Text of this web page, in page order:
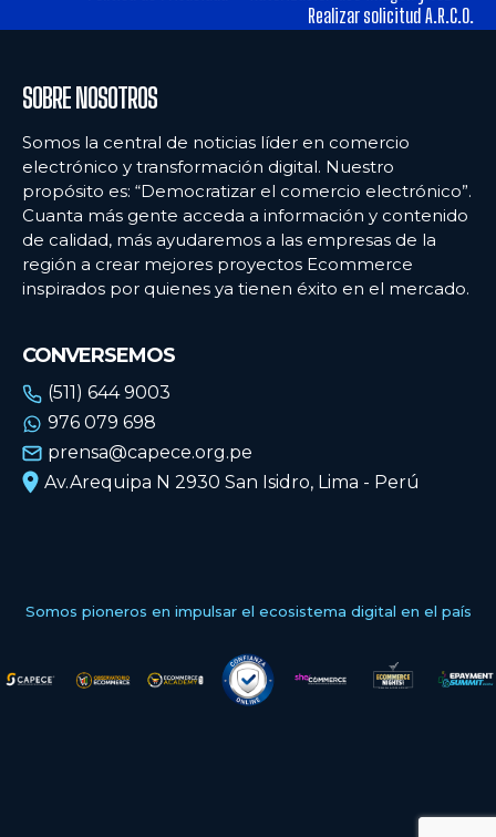
Realizar solicitud A.R.C.O.
SOBRE NOSOTROS
Somos la central de noticias líder en comercio
electrónico y transformación digital. Nuestro
propósito es: “Democratizar el comercio electrónico”.
Cuanta más gente acceda a información y contenido
de calidad, más ayudaremos a las empresas de la
región a crear mejores proyectos Ecommerce
inspirados por quienes ya tienen éxito en el mercado.
CONVERSEMOS
(511) 644 9003
976 079 698
prensa@capece.org.pe
Av.Arequipa N 2930 San Isidro, Lima - Perú
Somos pioneros en impulsar el ecosistema digital en el país